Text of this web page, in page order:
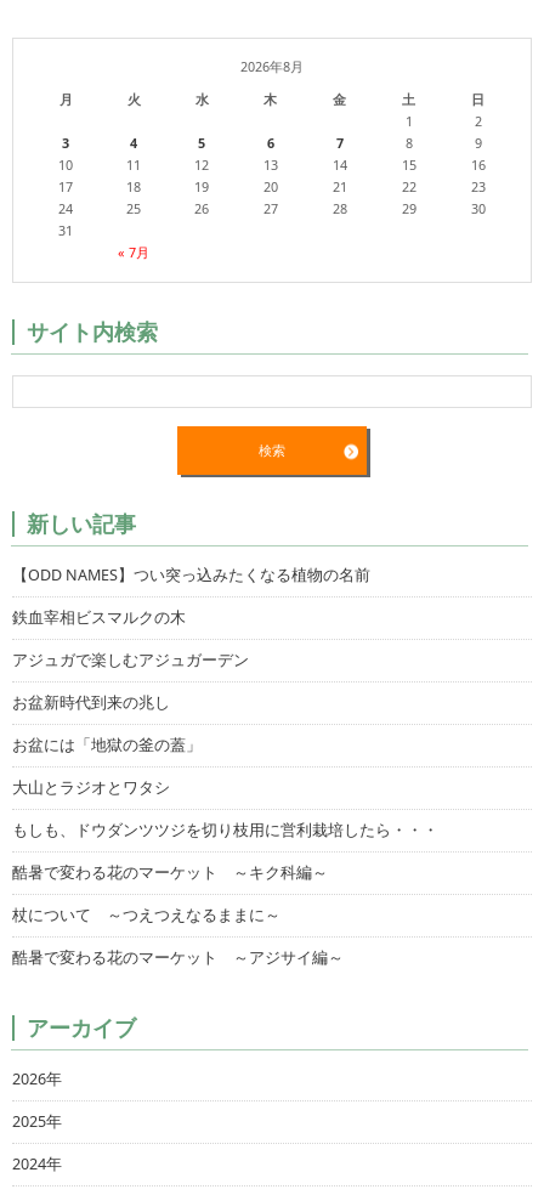
2026年8月
月
火 水 木 金 土 日
« 7月
1
2
3
4 5 6 7 8
9
10
11 12 13 14 15
16
17
18 19 20 21 22
23
24
25 26 27 28 29
30
31
サイト内検索
新しい記事
【ODD NAMES】つい突っ込みたくなる植物の名前
鉄血宰相ビスマルクの木
アジュガで楽しむアジュガーデン
お盆新時代到来の兆し
お盆には「地獄の釜の蓋」
大山とラジオとワタシ
もしも、ドウダンツツジを切り枝用に営利栽培したら・・・
酷暑で変わる花のマーケット ～キク科編～
杖について ～つえつえなるままに～
酷暑で変わる花のマーケット ～アジサイ編～
アーカイブ
2026年
2025年
2024年